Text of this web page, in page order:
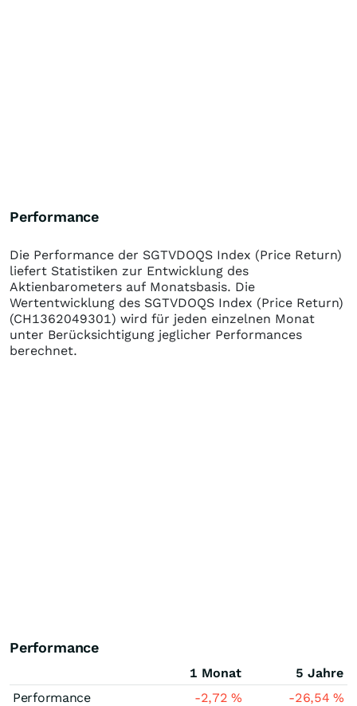
Performance
Die Performance der SGTVDOQS Index (Price Return)
liefert Statistiken zur Entwicklung des
Aktienbarometers auf Monatsbasis. Die
Wertentwicklung des SGTVDOQS Index (Price Return)
(CH1362049301) wird für jeden einzelnen Monat
unter Berücksichtigung jeglicher Performances
berechnet.
Performance
1 Monat
5 Jahre
Performance
-2,72% -26,54%